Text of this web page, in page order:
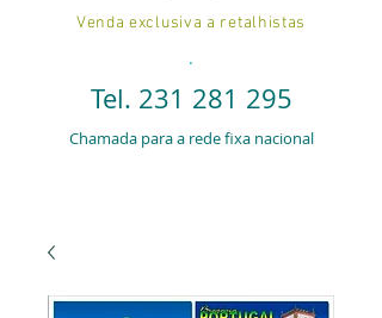
Venda exclusiva a retalhistas
.
Tel. 231 281 295
Chamada para a rede fixa nacional